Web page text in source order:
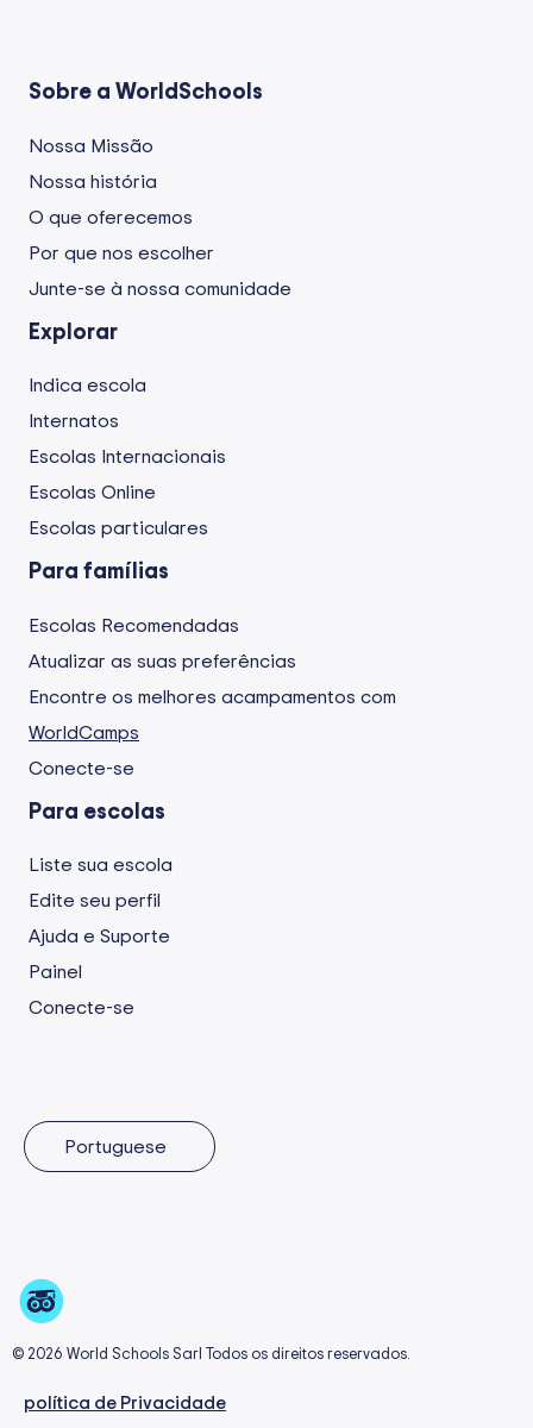
Sobre a WorldSchools
Nossa Missão
Nossa história
O que oferecemos
Por que nos escolher
Junte-se à nossa comunidade
Explorar
Indica escola
Internatos
Escolas Internacionais
Escolas Online
Escolas particulares
Para famílias
Escolas Recomendadas
Atualizar as suas preferências
Encontre os melhores acampamentos com
WorldCamps
Conecte-se
Para escolas
Liste sua escola
Edite seu perfil
Ajuda e Suporte
Painel
Conecte-se
© 2026 World Schools Sarl Todos os direitos reservados.
política de Privacidade
Portuguese